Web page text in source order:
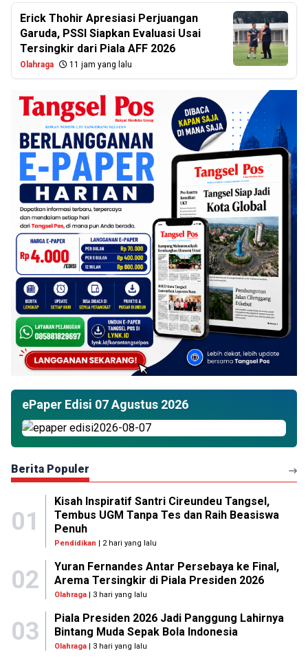
Erick Thohir Apresiasi Perjuangan
Garuda, PSSI Siapkan Evaluasi Usai
Tersingkir dari Piala AFF 2026
Olahraga 11 jam yang lalu
ePaper Edisi 07 Agustus 2026
Berita Populer
01
Kisah Inspiratif Santri Cireundeu Tangsel,
Tembus UGM Tanpa Tes dan Raih Beasiswa
Penuh
Pendidikan | 2 hari yang lalu
02
Yuran Fernandes Antar Persebaya ke Final,
Arema Tersingkir di Piala Presiden 2026
Olahraga| 3 hari yang lalu
03
Piala Presiden 2026 Jadi Panggung Lahirnya
Bintang Muda Sepak Bola Indonesia
Olahraga| 3 hari yang lalu